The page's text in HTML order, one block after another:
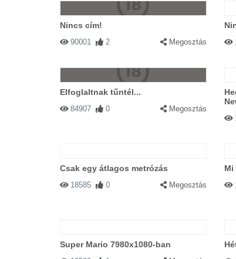
Nincs cím!
90001 2 Megosztás
Elfoglaltnak tűntél...
84907 0 Megosztás
Csak egy átlagos metrózás
18585 0 Megosztás
Mi
Super Mario 7980x1080-ban